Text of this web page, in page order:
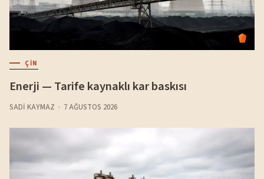
ÇIN
Enerji — Tarife kaynaklı kar baskısı
SADI KAYMAZ 7 AĞUSTOS 2026